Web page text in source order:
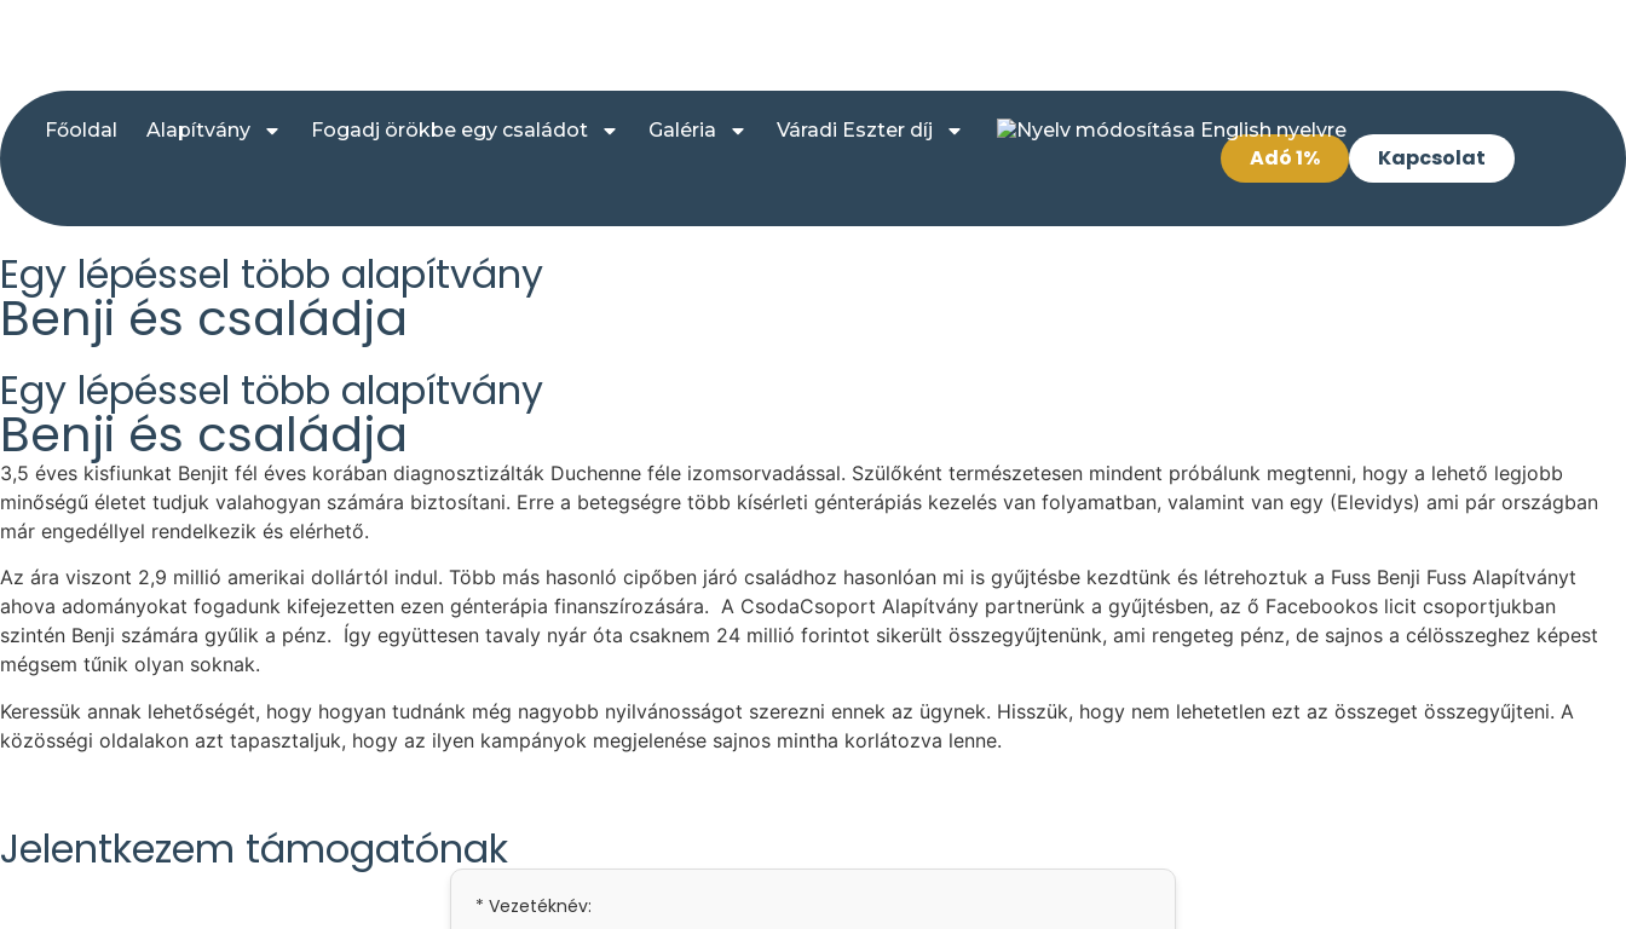
Főoldal Alapítvány Fogadj örökbe egy családot Galéria Váradi Eszter díj
Adó 1% Kapcsolat
Egy lépéssel több alapítvány
Benji és családja
Egy lépéssel több alapítvány
Benji és családja
3,5 éves kisfiunkat Benjit fél éves korában diagnosztizálták Duchenne féle izomsorvadással. Szülőként természetesen mindent próbálunk megtenni, hogy a lehető legjobb
minőségű életet tudjuk valahogyan számára biztosítani. Erre a betegségre több kísérleti génterápiás kezelés van folyamatban, valamint van egy (Elevidys) ami pár országban
már engedéllyel rendelkezik és elérhető.
Az ára viszont 2,9 millió amerikai dollártól indul. Több más hasonló cipőben járó családhoz hasonlóan mi is gyűjtésbe kezdtünk és létrehoztuk a Fuss Benji Fuss Alapítványt
ahova adományokat fogadunk kifejezetten ezen génterápia finanszírozására. A CsodaCsoport Alapítvány partnerünk a gyűjtésben, az ő Facebookos licit csoportjukban
szintén Benji számára gyűlik a pénz. Így együttesen tavaly nyár óta csaknem 24 millió forintot sikerült összegyűjtenünk, ami rengeteg pénz, de sajnos a célösszeghez képest
mégsem tűnik olyan soknak.
Keressük annak lehetőségét, hogy hogyan tudnánk még nagyobb nyilvánosságot szerezni ennek az ügynek. Hisszük, hogy nem lehetetlen ezt az összeget összegyűjteni. A
közösségi oldalakon azt tapasztaljuk, hogy az ilyen kampányok megjelenése sajnos mintha korlátozva lenne.
Jelentkezem támogatónak
* Vezetéknév: